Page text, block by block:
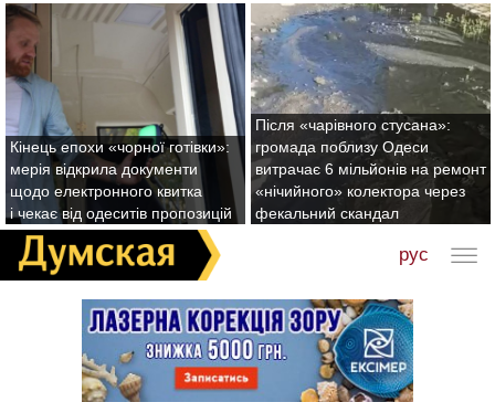
Кінець епохи «чорної готівки»:
мерія відкрила документи
щодо електронного квитка
і чекає від одеситів пропозицій
Після «чарівного стусана»:
громада поблизу Одеси
витрачає 6 мільйонів на ремонт
«нічийного» колектора через
фекальний скандал
рус